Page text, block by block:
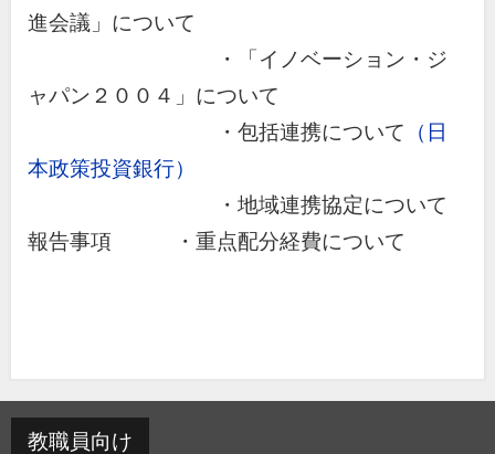
進会議」について
・「イノベーション・ジ
ャパン２００４」について
・包括連携について （日
本政策投資銀行）
・地域連携協定について
報告事項 ・重点配分経費について
教職員向け